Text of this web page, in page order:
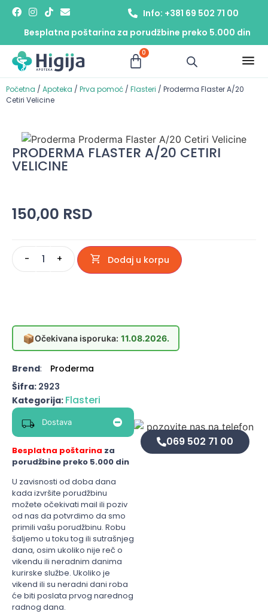
Besplatna poštarina za porudžbine preko 5.000 din
Info: +381 69 502 71 00
0
Početna / Apoteka / Prva pomoć / Flasteri / Proderma Flaster A/20
Cetiri Velicine
PRODERMA FLASTER A/20 CETIRI
VELICINE
150,00 RSD
- + Dodaj u korpu
📦Očekivana isporuka: 11.08.2026.
Brend:
Proderma
Šifra: 2923
Kategorija: Flasteri
Dostava
Besplatna poštarina za
porudžbine preko 5.000 din
U zavisnosti od doba dana
kada izvršite porudžbinu
možete očekivati mail ili poziv
od nas da potvrdimo da smo
primili vašu porudžbinu. Robu
šaljemo u toku tog ili sutrašnjeg
dana, osim ukoliko nije reč o
vikendu ili neradnim danima
kurirske službe. Ukoliko je
vikend ili su neradni dani roba
će biti poslata prvog narednog
radnog dana.
069 502 71 00